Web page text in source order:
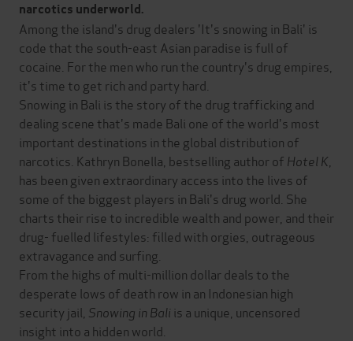
narcotics underworld.
Among the island's drug dealers 'It's snowing in Bali' is
code that the south-east Asian paradise is full of
cocaine. For the men who run the country's drug empires,
it's time to get rich and party hard.
Snowing in Bali is the story of the drug trafficking and
dealing scene that's made Bali one of the world's most
important destinations in the global distribution of
narcotics. Kathryn Bonella, bestselling author of Hotel K
has been given extraordinary access into the lives of
some of the biggest players in Bali's drug world. She
charts their rise to incredible wealth and power, and their
drug- fuelled lifestyles: filled with orgies, outrageous
extravagance and surfing.
From the highs of multi-million dollar deals to the
desperate lows of death row in an Indonesian high
security jail, Snowing in Baliis a unique, uncensored
insight into a hidden world.